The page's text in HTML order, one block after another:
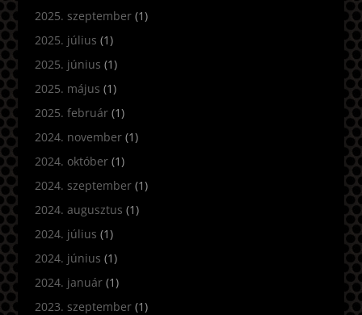
2025. szeptember(1)
2025. július (1)
2025. június (1)
2025. május (1)
2025. február(1)
2024. november(1)
2024. október(1)
2024. szeptember(1)
2024. augusztus (1)
2024. július (1)
2024. június (1)
2024. január(1)
2023. szeptember(1)